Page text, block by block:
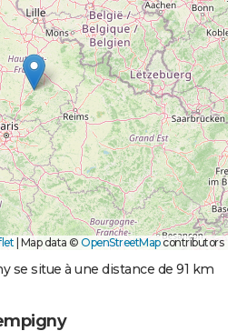
Map data © OpenStreetMapcontributors
se situe à une distance de 91 km